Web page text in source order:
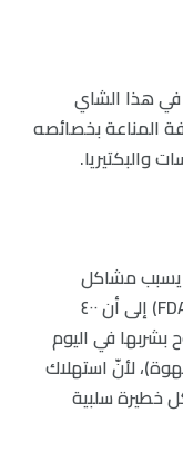
في هذا الشاي
المناعة بخصائصه
والبكتيريا.
يسبب مشاكل
صحية. أشارت منظمة الغذاء والدواء (FDA) إلى أن ٤٠٠
في اليوم
٤-٥ فناجين قهوة)، لأنّ استهلاك
خطيرة سلبية